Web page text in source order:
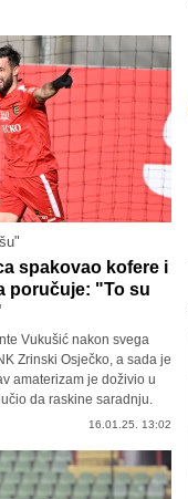
spakovao kofere i
poručuje: "To su
Vukušić nakon svega
Zrinski Osječko, a sada je
amaterizam je doživio u
da raskine saradnju.
16.01.25. 13:02